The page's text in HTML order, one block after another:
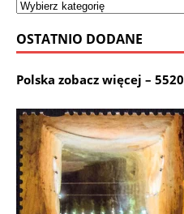
OSTATNIO DODANE
Polska zobacz więcej – 5520